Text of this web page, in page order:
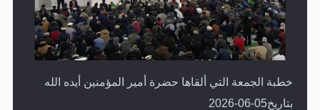
خطبة الجمعة التي ألقاها حضرة أمير المؤمنين أيده الله